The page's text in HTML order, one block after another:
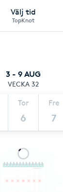
Välj tid
TopKnot
3 - 9 AUG
VECKA 32
Tor
6
Fre
7